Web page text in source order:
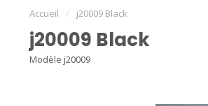
Accueil / j20009 Black
j20009 Black
Modèle j20009